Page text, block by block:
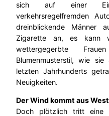
sich auf einer
verkehrsregelfremden
dreinblickende Männer
Zigarette an, es kann
wettergegerbte
Blumenmusterstil, wie
letzten Jahrhunderts
Neuigkeiten.
Der Wind kommt aus
Doch plötzlich tritt eine